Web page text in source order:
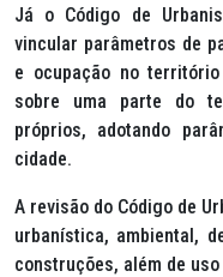
Já o Código de
vincular parâmetros de
e ocupação no
sobre uma parte do
próprios, adotando
cidade.
A revisão do Código de
urbanística, ambiental,
construções, além de